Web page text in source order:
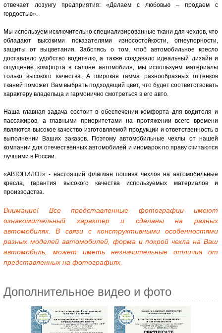
отвечает лозунгу предприятия: «Делаем с любовью – продаем с
гордостью».
Мы используем исключительно специализированные ткани для чехлов, что
обладают высокими показателями износостойкости, огнеупорности,
защиты от выцветания. Заботясь о том, чтоб автомобильное кресло
доставляло удобство водителю, а также создавало идеальный дизайн и
ощущение комфорта в салоне автомобиля, мы используем материалы
только высокого качества. А широкая гамма разнообразных оттенков
тканей поможет Вам выбрать подходящий цвет, что будет соответствовать
характеру владельца и гармонично смотреться в его авто.
Наша главная задача состоит в обеспечении комфорта для водителя и
пассажиров, а главными приоритетами на протяжении всего времени
являются высокое качество изготовляемой продукции и ответственность в
выполнении Ваших заказов. Поэтому автомобильные чехлы от нашей
компании для отечественных автомобилей и иномарок по праву считаются
лучшими в России.
«АВТОПИЛОТ» - настоящий флагман пошива чехлов на автомобильные
кресла, гарантия высокого качества используемых материалов и
производства.
Внимание! Все представленные фотографии имеют
ознакомительный характер и сделаны на разных
автомобилях. В связи с конструктивными особенностями
разных моделей автомобилей, форма и покрой чехла на Ваш
автомобиль, может иметь незначительные отличия от
представленных на фотографиях.
Дополнительное видео и фото